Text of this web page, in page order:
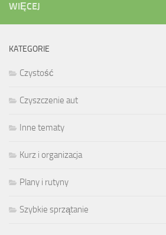
WIĘCEJ
KATEGORIE
Czystość
Czyszczenie aut
Inne tematy
Kurz i organizacja
Plany i rutyny
Szybkie sprzątanie